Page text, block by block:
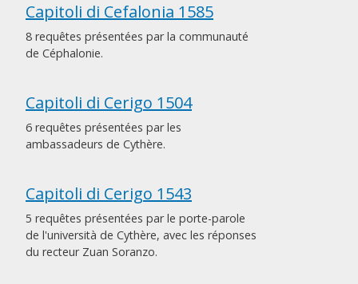
Capitoli di Cefalonia 1585
8 requêtes présentées par la communauté
de Céphalonie.
Capitoli di Cerigo 1504
6 requêtes présentées par les
ambassadeurs de Cythère.
Capitoli di Cerigo 1543
5 requêtes présentées par le porte-parole
de l'università de Cythère, avec les réponses
du recteur Zuan Soranzo.